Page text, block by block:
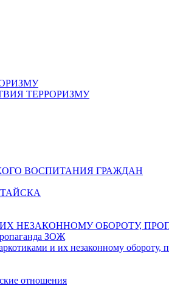
ТЕРРОРИЗМУ
ВОСПИТАНИЯ ГРАЖДАН
НЕЗАКОННОМУ ОБОРОТУ,
ЗОЖ
и их незаконному
отношения